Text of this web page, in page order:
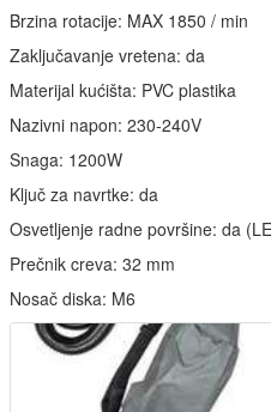
Brzina rotacije: MAX 1850 / min
Zaključavanje vretena: da
Materijal kućišta: PVC plastika
Nazivni napon: 230-240V
Snaga: 1200W
Ključ za navrtke: da
Osvetljenje radne površine: da
Prečnik creva: 32 mm
Nosač diska: M6